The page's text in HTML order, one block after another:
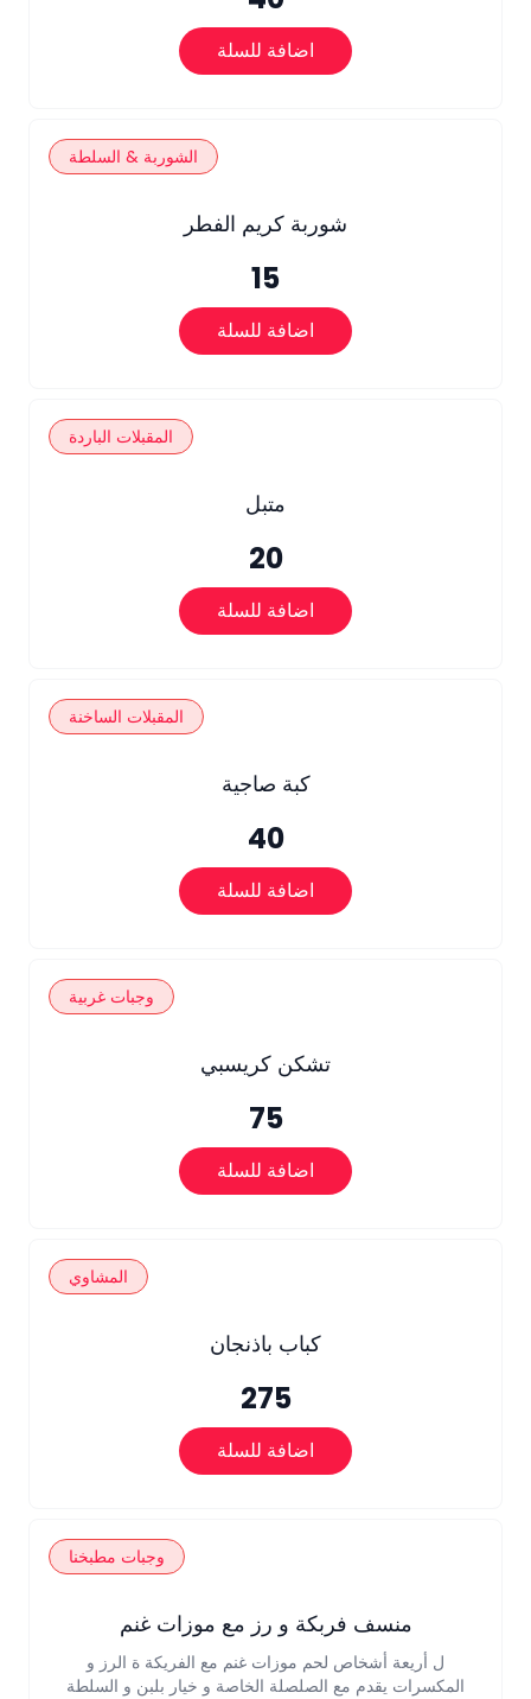
اضافة للسلة
الشوربة & السلطة
شوربة كريم الفطر
15
اضافة للسلة
المقبلات الباردة
متبل
20
اضافة للسلة
المقبلات الساخنة
كبة صاجية
40
اضافة للسلة
وجبات غربية
تشكن كريسبي
75
اضافة للسلة
المشاوي
كباب باذنجان
275
اضافة للسلة
وجبات مطبخنا
منسف فربكة و رز مع موزات غنم
ل أريعة أشخاص لحم موزات غنم مع الفريكة ة الرز و
المكسرات يقدم مع الصلصلة الخاصة و خيار بلبن و السلطة